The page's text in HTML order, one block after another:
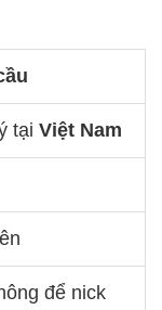
tạiViệt Nam
để nick